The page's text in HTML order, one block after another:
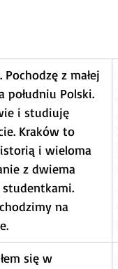
z małej
południu Polski.
i studiuję
Kraków to
i wieloma
z dwiema
studentkami.
na
się w